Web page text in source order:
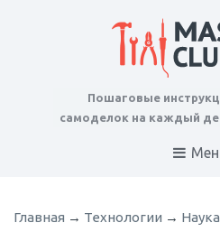
Пошаговые
самоделок на каждый
Главная → Технологии → Наука